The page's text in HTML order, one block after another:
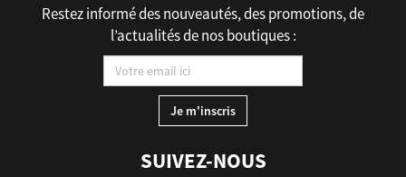
Restez informé des nouveautés, des promotions, de
l’actualités de nos boutiques :
SUIVEZ-NOUS